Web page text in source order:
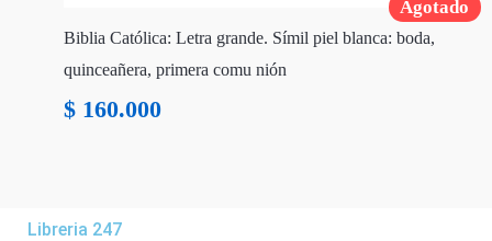
Agotado
Biblia Católica: Letra grande. Símil piel blanca: boda,
quinceañera, primera comu nión
$ 160.000
Libreria 247